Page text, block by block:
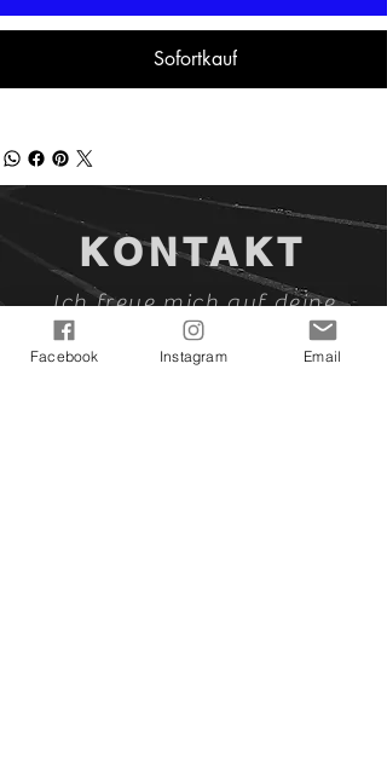
Sofortkauf
KONTAKT
Ich freue mich auf deine
Kontaktaufnahme!
Facebook Instagram Email